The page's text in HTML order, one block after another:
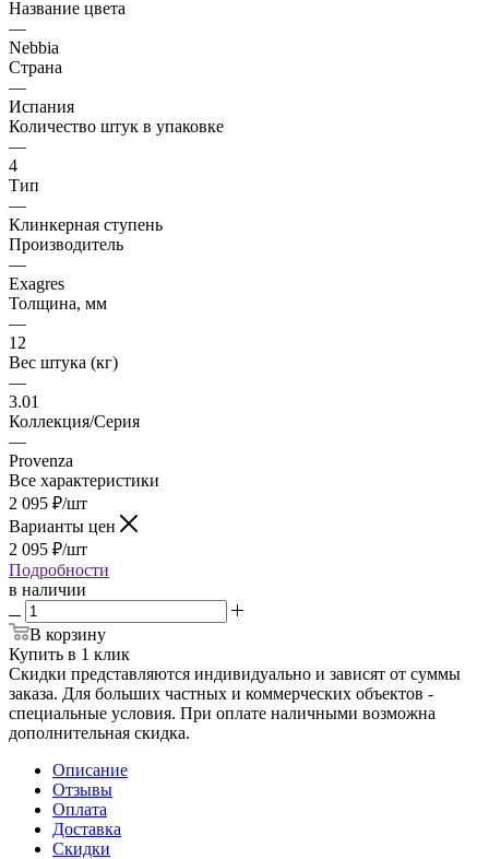
Название цвета
—
Nebbia
Страна
—
Испания
Количество штук в упаковке
—
4
Тип
—
Клинкерная ступень
Производитель
—
Exagres
Толщина, мм
—
12
Вес штука (кг)
—
3.01
Коллекция/Серия
—
Provenza
Все характеристики
2 095 ₽/шт
Варианты цен
2 095 ₽/шт
Подробности
в наличии
В корзину
Купить в 1 клик
Скидки представляются индивидуально и зависят от суммы
заказа. Для больших частных и коммерческих объектов -
специальные условия. При оплате наличными возможна
дополнительная скидка.
Описание
Отзывы
Оплата
Доставка
Скидки